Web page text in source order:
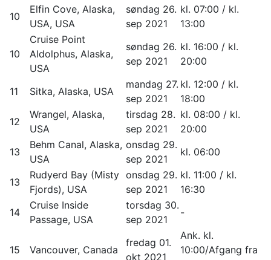
10
Elfin Cove, Alaska,
USA, USA
søndag 26.
sep 2021
kl. 07:00 / kl.
13:00
10
Cruise Point
Aldolphus, Alaska,
USA
søndag 26.
sep 2021
kl. 16:00 / kl.
20:00
11 Sitka, Alaska, USA
mandag 27.
sep 2021
kl. 12:00 / kl.
18:00
12
Wrangel, Alaska,
USA
tirsdag 28.
sep 2021
kl. 08:00 / kl.
20:00
13
Behm Canal, Alaska,
USA
onsdag 29.
sep 2021
kl. 06:00
13
Rudyerd Bay (Misty
Fjords), USA
onsdag 29.
sep 2021
kl. 11:00 / kl.
16:30
14
Cruise Inside
Passage, USA
torsdag 30.
sep 2021
-
15 Vancouver, Canada
fredag 01.
okt 2021
Ank. kl.
10:00/Afgang fra